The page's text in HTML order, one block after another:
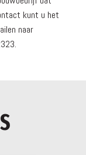
kunt u het
naar